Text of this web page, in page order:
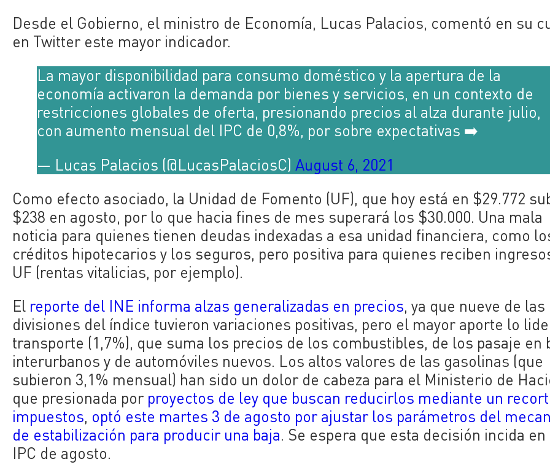
Desde el Gobierno, el ministro de Economía, Lucas Palacios, comentó en su
en Twitter este mayor indicador.
La mayor disponibilidad para consumo doméstico y la apertura de la
economía activaron la demanda por bienes y servicios, en un contexto de
restricciones globales de oferta, presionando precios al alza durante julio,
con aumento mensual del IPC de 0,8%, por sobre expectativas ➡️
— Lucas Palacios (@LucasPalaciosC)August 6, 2021
Como efecto asociado, la Unidad de Fomento (UF), que hoy está en $29.772
$238 en agosto, por lo que hacia fines de mes superará los $30.000. Una mala
noticia para quienes tienen deudas indexadas a esa unidad financiera, como
créditos hipotecarios y los seguros, pero positiva para quienes reciben
UF (rentas vitalicias, por ejemplo).
El reporte del INE informa alzas generalizadas en precios, ya que nueve de las
divisiones del índice tuvieron variaciones positivas, pero el mayor aporte lo
transporte (1,7%), que suma los precios de los combustibles, de los pasaje en
interurbanos y de automóviles nuevos. Los altos valores de las gasolinas (que
subieron 3,1% mensual) han sido un dolor de cabeza para el Ministerio de
que presionada por proyectos de ley que buscan reducirlos mediante un
impuestos, optó este martes 3 de agosto por ajustar los parámetros del
de estabilización para producir una baja. Se espera que esta decisión incida en
IPC de agosto.